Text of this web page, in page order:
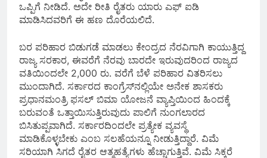
ಒಪ್ಪಿಗೆ ನೀಡಿದೆ. ಅದೇ ರೀತಿ ರೈತರು ಯಾರು ಎಫ್ ಐಡಿ
ಮಾಡಿಸಿದವರಿಗೆ ಈ ಹಣ ದೊರೆಯಲಿದೆ.
ಬರ ಪರಿಹಾರ ಬಿಡುಗಡೆ ಮಾಡಲು ಕೇಂದ್ರದ ನೆರವಿಗಾಗಿ ಕಾಯುತ್ತಿದ್ದ
ರಾಜ್ಯ ಸರಕಾರ, ಈವರೆಗೆ ನೆರವು ಬಾರದೇ ಇರುವುದರಿಂದ ರಾಜ್ಯದ
ವತಿಯಿಂದಲೇ 2,000 ರು. ವರೆಗೆ ಬೆಳೆ ಪರಿಹಾರ ವಿತರಿಸಲು
ಮುಂದಾಗಿದೆ. ಸರ್ಕಾರದ ಕಾಂಗ್ರೆಸ್‌ನಲ್ಲಿಯೇ ಅನೇಕ ಶಾಸಕರು
ಪ್ರಧಾನಮಂತ್ರಿ ಫಸಲ್ ಬಿಮಾ ಯೋಜನೆ ವ್ಯಾಪ್ತಿಯಿಂದ ಹಿಂದಕ್ಕೆ
ಬರುವಂತೆ ಒತ್ತಾಯಿಸುತ್ತಿರುವುದು ಪಾಲಿಗೆ ನುಂಗಲಾರದ
ಬಿಸಿತುಪ್ಪವಾಗಿದೆ. ಸರ್ಕಾರದಿಂದಲೇ ಪ್ರತ್ಯೇಕ ವ್ಯವಸ್ಥೆ
ಮಾಡಿಕೊಳ್ಳಬೇಕು ಎಂಬ ಸಲಹೆಯನ್ನೂ ನೀಡುತ್ತಿದ್ದಾರೆ. ವಿಮೆ
ಸರಿಯಾಗಿ ಸಿಗದೆ ರೈತರ ಆತ್ಮಹತ್ಯೆಗಳು ಹೆಚ್ಚಾಗುತ್ತಿವೆ. ವಿಮೆ ಸಿಕ್ಕರೆ